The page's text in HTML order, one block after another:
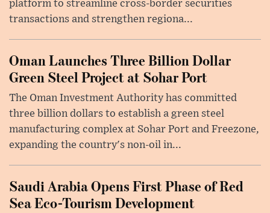
platform to streamline cross-border securities
transactions and strengthen regiona...
Oman Launches Three Billion Dollar
Green Steel Project at Sohar Port
The Oman Investment Authority has committed
three billion dollars to establish a green steel
manufacturing complex at Sohar Port and Freezone,
expanding the country's non-oil in...
Saudi Arabia Opens First Phase of Red
Sea Eco-Tourism Development